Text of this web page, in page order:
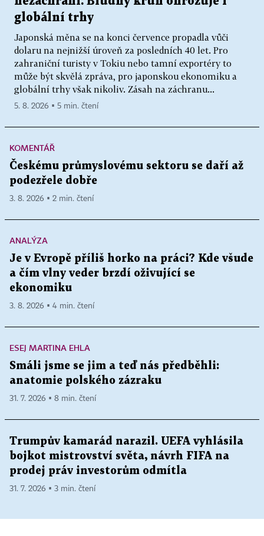
globální trhy
Japonská měna se na konci července propadla vůči
dolaru na nejnižší úroveň za posledních 40 let. Pro
zahraniční turisty v Tokiu nebo tamní exportéry to
může být skvělá zpráva, pro japonskou ekonomiku a
globální trhy však nikoliv. Zásah na záchranu...
5. 8. 2026 ▪ 5 min. čtení
KOMENTÁŘ
Českému průmyslovému sektoru se daří až
podezřele dobře
3. 8. 2026 ▪ 2 min. čtení
ANALÝZA
Je v Evropě příliš horko na práci? Kde všude
a čím vlny veder brzdí oživující se
ekonomiku
3. 8. 2026 ▪ 4 min. čtení
ESEJ MARTINA EHLA
Smáli jsme se jim a teď nás předběhli:
anatomie polského zázraku
31. 7. 2026 ▪ 8 min. čtení
Trumpův kamarád narazil. UEFA vyhlásila
bojkot mistrovství světa, návrh FIFA na
prodej práv investorům odmítla
31. 7. 2026 ▪ 3 min. čtení